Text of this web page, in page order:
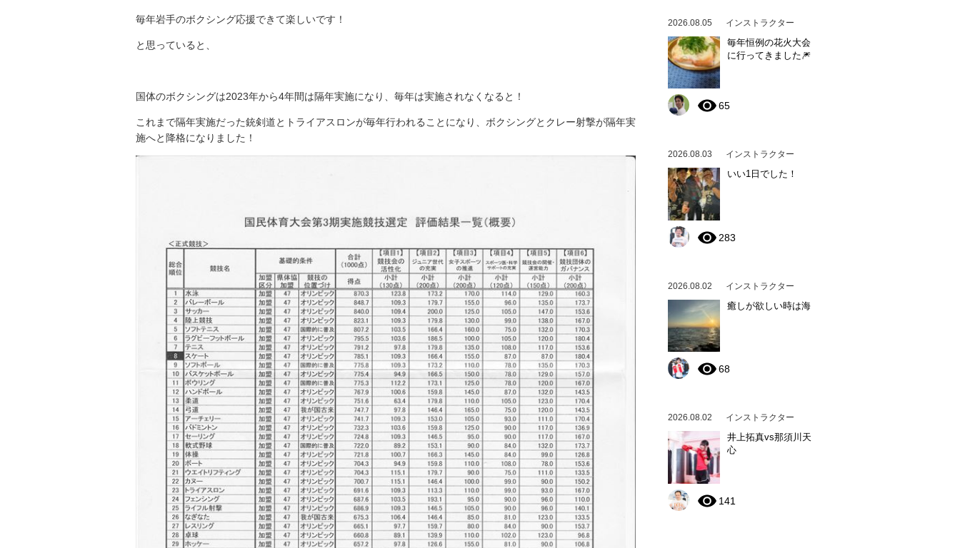
毎年岩手のボクシング応援できて楽しいです！
と思っていると、
国体のボクシングは2023年から4年間は隔年実施になり、毎年は実施されなくなると！
これまで隔年実施だった銃剣道とトライアスロンが毎年行われることになり、ボクシングとクレー射撃が隔年実
施へと降格になりました！
2026.08.05 インストラクター
毎年恒例の花火大会
に行ってきました🎆
65
2026.08.03 インストラクター
いい1日でした！
283
2026.08.02 インストラクター
癒しが欲しい時は海
68
2026.08.02 インストラクター
井上拓真vs那須川天
心
141